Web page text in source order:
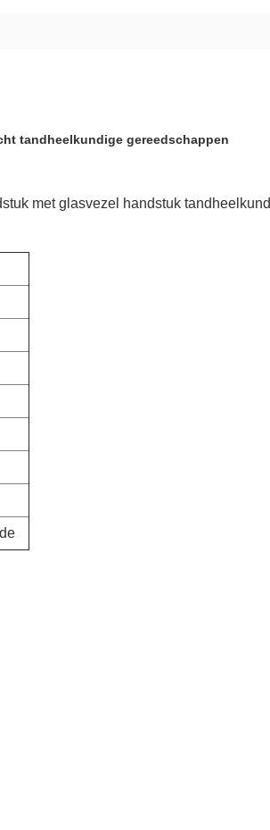
tandheelkundige gereedschappen
met glasvezel handstuk